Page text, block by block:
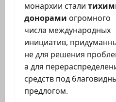
монархии стали
донорами огромного
числа международных
инициатив,
не для решения
а для
средств под
предлогом.